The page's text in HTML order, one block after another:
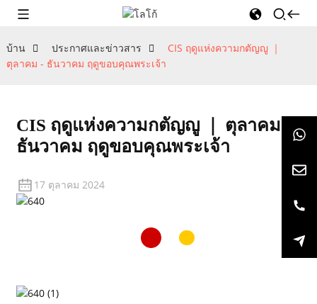
บ้าน ประกาศและข่าวสาร
CIS ฤดูแห่งความกตัญญู ｜
ตุลาคม - ธันวาคม ฤดูขอบคุณพระเจ้า
CIS ฤดูแห่งความกตัญญู ｜ ตุลาคม -
ธันวาคม ฤดูขอบคุณพระเจ้า
17 ตุลาคม 2024